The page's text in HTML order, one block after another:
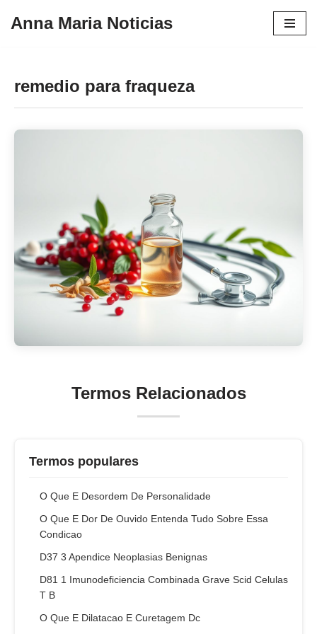
conteúdo
Anna Maria Noticias
remedio para fraqueza
Termos Relacionados
Termos populares
O Que E Desordem De Personalidade
O Que E Dor De Ouvido Entenda Tudo Sobre Essa
Condicao
D37 3 Apendice Neoplasias Benignas
D81 1 Imunodeficiencia Combinada Grave Scid Celulas
T B
O Que E Dilatacao E Curetagem Dc